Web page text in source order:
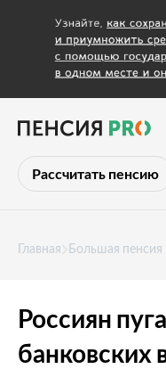
Рассчитать пенсию
Главная Большая пенсия
Россиян
банковских